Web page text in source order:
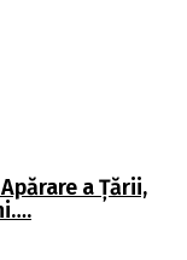
a Ţării,